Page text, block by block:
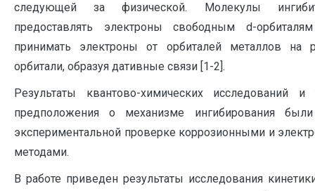
следующей за физической. Молекулы
предоставлять электроны свободным d-
принимать электроны от орбиталей металлов на
орбитали, образуя дативные связи [1-2].
Результаты квантово-химических исследований и
предположения о механизме ингибирования
экспериментальной проверке коррозионными и
методами.
В работе приведен результаты исследования